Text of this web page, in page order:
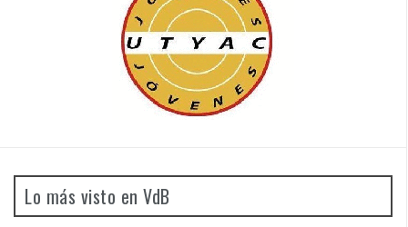
Lo más visto en VdB